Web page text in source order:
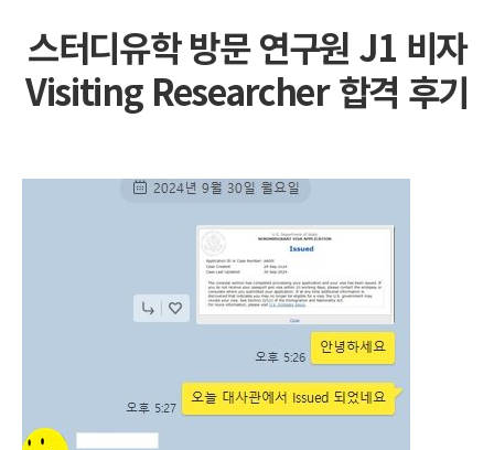
스터디유학 방문 연구원 J1 비자
Visiting Researcher 합격 후기